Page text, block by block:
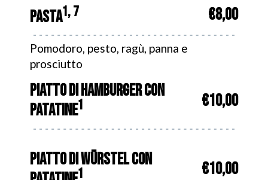
PASTA1, 7 €8,00
Pomodoro, pesto, ragù, panna e
prosciutto
PIATTO DI HAMBURGER CON
PATATINE1 €10,00
PIATTO DI WÜRSTEL CON
1 €10,00